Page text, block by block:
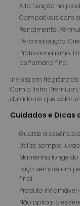
Alta fixação no
Compatíveis com
Rendimento:
Personalização:
Profissionalismo:
perfumaria fina
Invista em
Com a linha
duradouro que
Cuidados e Dicas
Guarde a essência
Utilize sempre
Mantenha longe
Faça sempre um
final.
Produto inflamável
Não aplicar a